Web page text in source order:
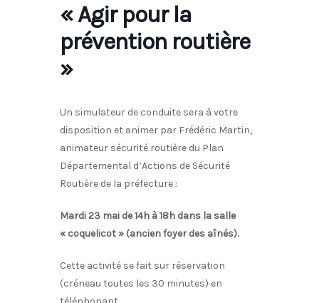
« Agir pour la
prévention routière
»
Un simulateur de conduite sera à votre
disposition et animer par Frédéric Martin,
animateur sécurité routière du Plan
Départemental d’Actions de Sécurité
Routière de la préfecture :
Mardi 23 mai de 14h à 18h dans la salle
« coquelicot » (ancien foyer des aînés).
Cette activité se fait sur réservation
(créneau toutes les 30 minutes) en